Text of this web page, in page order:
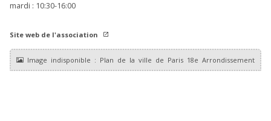
mardi : 10:30-16:00
Site web de l'association